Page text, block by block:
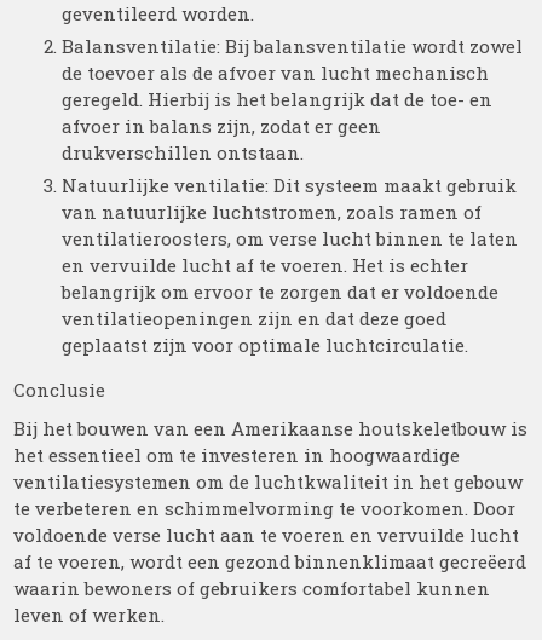
geventileerd worden.
Balansventilatie: Bij balansventilatie wordt zowel
de toevoer als de afvoer van lucht mechanisch
geregeld. Hierbij is het belangrijk dat de toe- en
afvoer in balans zijn, zodat er geen
drukverschillen ontstaan.
Natuurlijke ventilatie: Dit systeem maakt gebruik
van natuurlijke luchtstromen, zoals ramen of
ventilatieroosters, om verse lucht binnen te laten
en vervuilde lucht af te voeren. Het is echter
belangrijk om ervoor te zorgen dat er voldoende
ventilatieopeningen zijn en dat deze goed
geplaatst zijn voor optimale luchtcirculatie.
Conclusie
Bij het bouwen van een Amerikaanse houtskeletbouw is
het essentieel om te investeren in hoogwaardige
ventilatiesystemen om de luchtkwaliteit in het gebouw
te verbeteren en schimmelvorming te voorkomen. Door
voldoende verse lucht aan te voeren en vervuilde lucht
af te voeren, wordt een gezond binnenklimaat gecreëerd
waarin bewoners of gebruikers comfortabel kunnen
leven of werken.